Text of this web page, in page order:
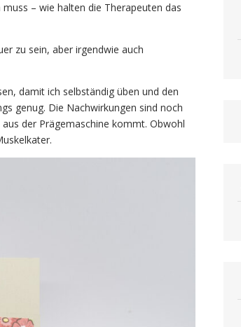
– wie halten die Therapeuten das
zu sein, aber irgendwie auch
damit ich selbständig üben und den
genug. Die Nachwirkungen sind noch
der Prägemaschine kommt. Obwohl